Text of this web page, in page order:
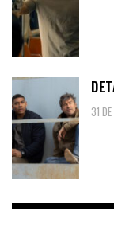
31